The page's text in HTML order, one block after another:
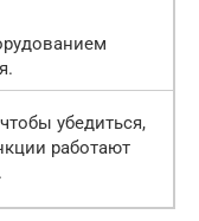
убедиться,
работают